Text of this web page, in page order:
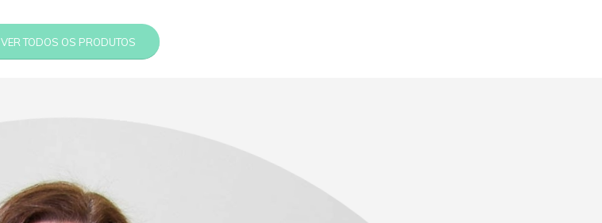
VER TODOS OS PRODUTOS